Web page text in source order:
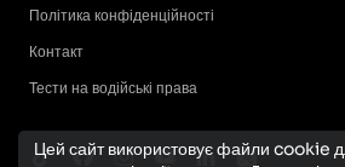
Політика конфіденційності
Контакт
Тести на водійські права
Цей сайт використовує файли cookie